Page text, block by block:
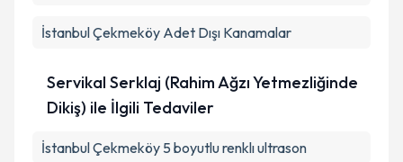
İstanbul Çekmeköy Adet Dışı Kanamalar
Servikal Serklaj (Rahim Ağzı Yetmezliğinde
Dikiş) ile İlgili Tedaviler
İstanbul Çekmeköy 5 boyutlu renklı ultrason